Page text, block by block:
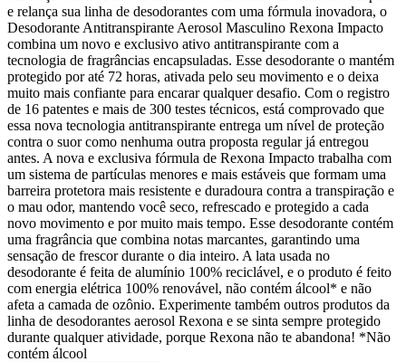
e relança sua linha de desodorantes com uma fórmula inovadora, o
Desodorante Antitranspirante Aerosol Masculino Rexona Impacto
combina um novo e exclusivo ativo antitranspirante com a
tecnologia de fragrâncias encapsuladas. Esse desodorante o mantém
protegido por até 72 horas, ativada pelo seu movimento e o deixa
muito mais confiante para encarar qualquer desafio. Com o registro
de 16 patentes e mais de 300 testes técnicos, está comprovado que
essa nova tecnologia antitranspirante entrega um nível de proteção
contra o suor como nenhuma outra proposta regular já entregou
antes. A nova e exclusiva fórmula de Rexona Impacto trabalha com
um sistema de partículas menores e mais estáveis que formam uma
barreira protetora mais resistente e duradoura contra a transpiração e
o mau odor, mantendo você seco, refrescado e protegido a cada
novo movimento e por muito mais tempo. Esse desodorante contém
uma fragrância que combina notas marcantes, garantindo uma
sensação de frescor durante o dia inteiro. A lata usada no
desodorante é feita de alumínio 100% reciclável, e o produto é feito
com energia elétrica 100% renovável, não contém álcool* e não
afeta a camada de ozônio. Experimente também outros produtos da
linha de desodorantes aerosol Rexona e se sinta sempre protegido
durante qualquer atividade, porque Rexona não te abandona! *Não
contém álcool